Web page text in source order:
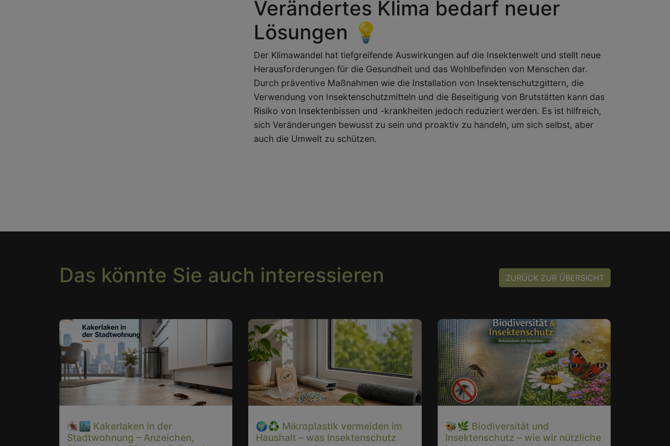
Verändertes Klima bedarf neuer
Lösungen 💡
Der Klimawandel hat tiefgreifende Auswirkungen auf die Insektenwelt und stellt neue
Herausforderungen für die Gesundheit und das Wohlbefinden von Menschen dar.
Durch präventive Maßnahmen wie die Installation von Insektenschutzgittern, die
Verwendung von Insektenschutzmitteln und die Beseitigung von Brutstätten kann das
Risiko von Insektenbissen und -krankheiten jedoch reduziert werden. Es ist hilfreich,
sich Veränderungen bewusst zu sein und proaktiv zu handeln, um sich selbst, aber
auch die Umwelt zu schützen.
Das könnte Sie auch interessieren ZURÜCK ZUR ÜBERSICHT
🪳🏙️ Kakerlaken in der
Stadtwohnung – Anzeichen,
🌍♻️ Mikroplastik vermeiden im
Haushalt – was Insektenschutz
🐝🌿 Biodiversität und
Insektenschutz – wie wir nützliche